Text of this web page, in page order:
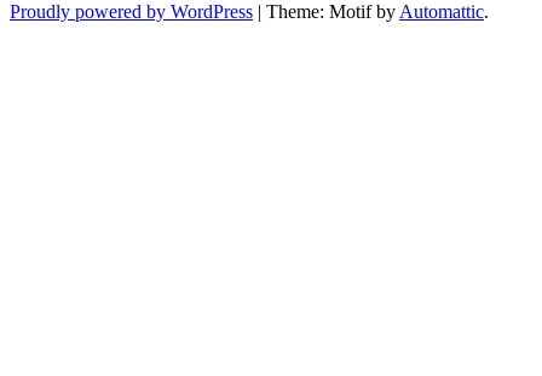
Proudly powered by WordPress | Theme: Motif by Automattic.